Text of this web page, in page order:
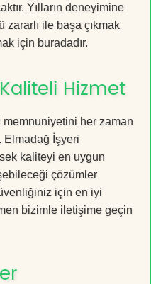
Yılların deneyimine
ile başa çıkmak
için buradadır.
Hizmet
her zaman
İşyeri
kaliteyi en uygun
çözümler
için en iyi
bizimle iletişime geçin